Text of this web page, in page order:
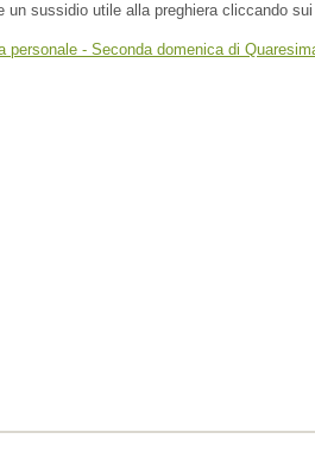
un sussidio utile alla preghiera cliccando
personale - Seconda domenica di